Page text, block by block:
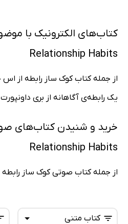
Relationship Habits
از جمله کتاب کوک ساز رابطه از
یک رابطه‌ی آگاهانه از بری
Relationship Habits
از جمله کتاب صوتی کوک ساز رابطه
کتاب متنی